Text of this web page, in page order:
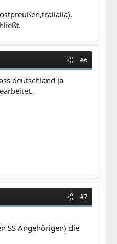
#6
deutschland ja
#7
SS Angehörigen) die